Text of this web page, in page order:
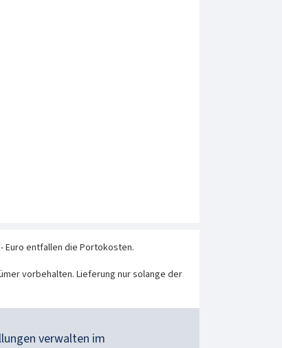
Euro entfallen die Portokosten.
vorbehalten. Lieferung nur solange der
verwalten im